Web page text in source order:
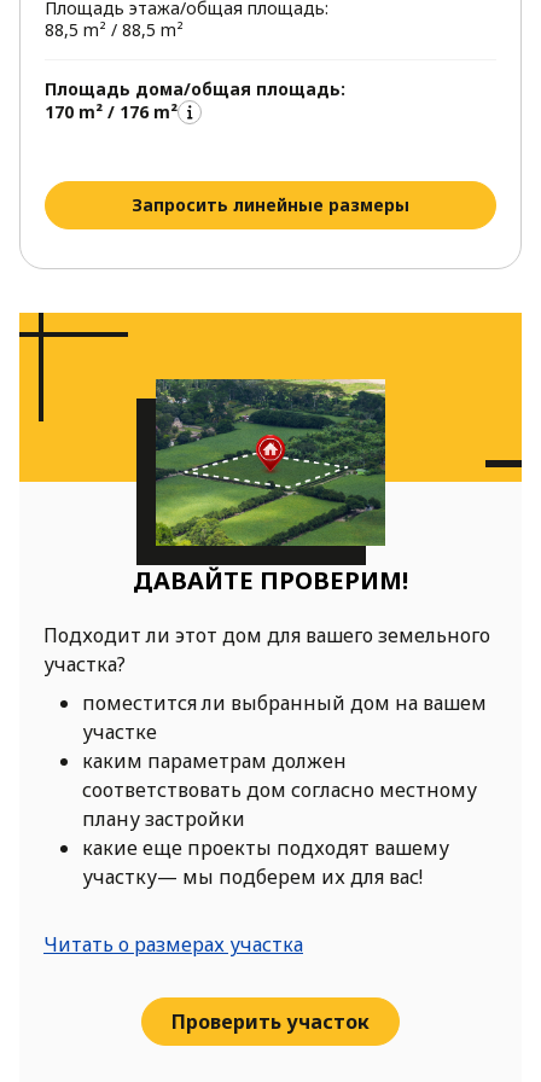
Заказав габаритные изменения в нашей
получив проект двухэтажного дома 10 на 10
метров, или наоборот увеличить.
Площадь этажа/общая площадь:
88,5 m² / 88,5 m²
Площадь дома/общая площадь:
170 m² / 176 m²
Запросить линейные размеры
ДАВАЙТЕ ПРОВЕРИМ!
Подходит ли этот дом для вашего земельного
участка?
поместится ли выбранный дом на вашем
участке
каким параметрам должен
соответствовать дом согласно местному
плану застройки
какие еще проекты подходят вашему
участку— мы подберем их для вас!
Читать о размерах участка
Проверить участок